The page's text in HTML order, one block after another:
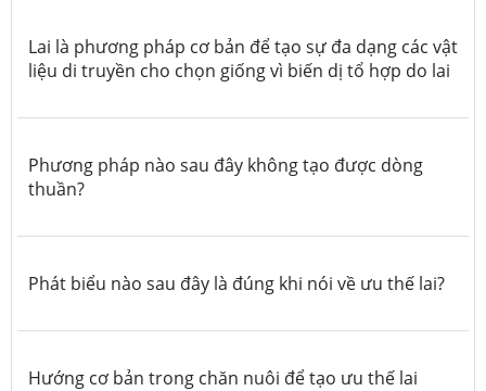
Lai là phương pháp cơ bản để tạo sự đa dạng các vật
liệu di truyền cho chọn giống vì biến dị tổ hợp do lai
Phương pháp nào sau đây không tạo được dòng
thuần?
Phát biểu nào sau đây là đúng khi nói về ưu thế lai?
Hướng cơ bản trong chăn nuôi để tạo ưu thế lai